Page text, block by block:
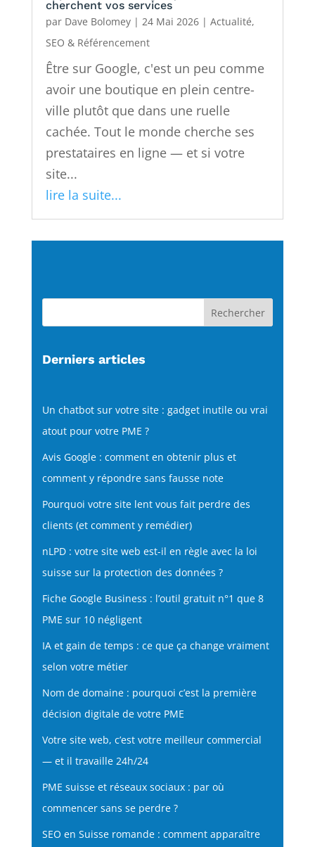
cherchent vos services
par Dave Bolomey| 24 Mai 2026| Actualité,
SEO & Référencement
Être sur Google, c'est un peu comme
avoir une boutique en plein centre-
ville plutôt que dans une ruelle
cachée. Tout le monde cherche ses
prestataires en ligne — et si votre
site...
lire la suite...
Rechercher
Derniers articles
Un chatbot sur votre site : gadget inutile ou vrai
atout pour votre PME ?
Avis Google : comment en obtenir plus et
comment y répondre sans fausse note
Pourquoi votre site lent vous fait perdre des
clients (et comment y remédier)
nLPD : votre site web est-il en règle avec la loi
suisse sur la protection des données ?
Fiche Google Business : l’outil gratuit n°1 que 8
PME sur 10 négligent
IA et gain de temps : ce que ça change vraiment
selon votre métier
Nom de domaine : pourquoi c’est la première
décision digitale de votre PME
Votre site web, c’est votre meilleur commercial
— et il travaille 24h/24
PME suisse et réseaux sociaux : par où
commencer sans se perdre ?
SEO en Suisse romande : comment apparaître